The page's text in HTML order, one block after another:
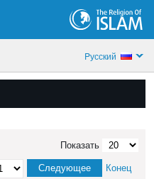
Pусский
Показать
Следующее Конец